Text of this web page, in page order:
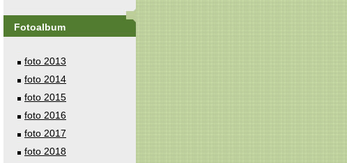
Fotoalbum
foto 2013
foto 2014
foto 2015
foto 2016
foto 2017
foto 2018